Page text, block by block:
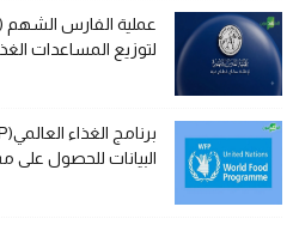
لتوزيع المساعدات
البيانات للحصول على